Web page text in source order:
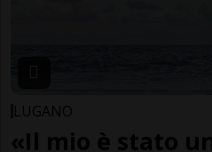
LUGANO
«Il mio è stato